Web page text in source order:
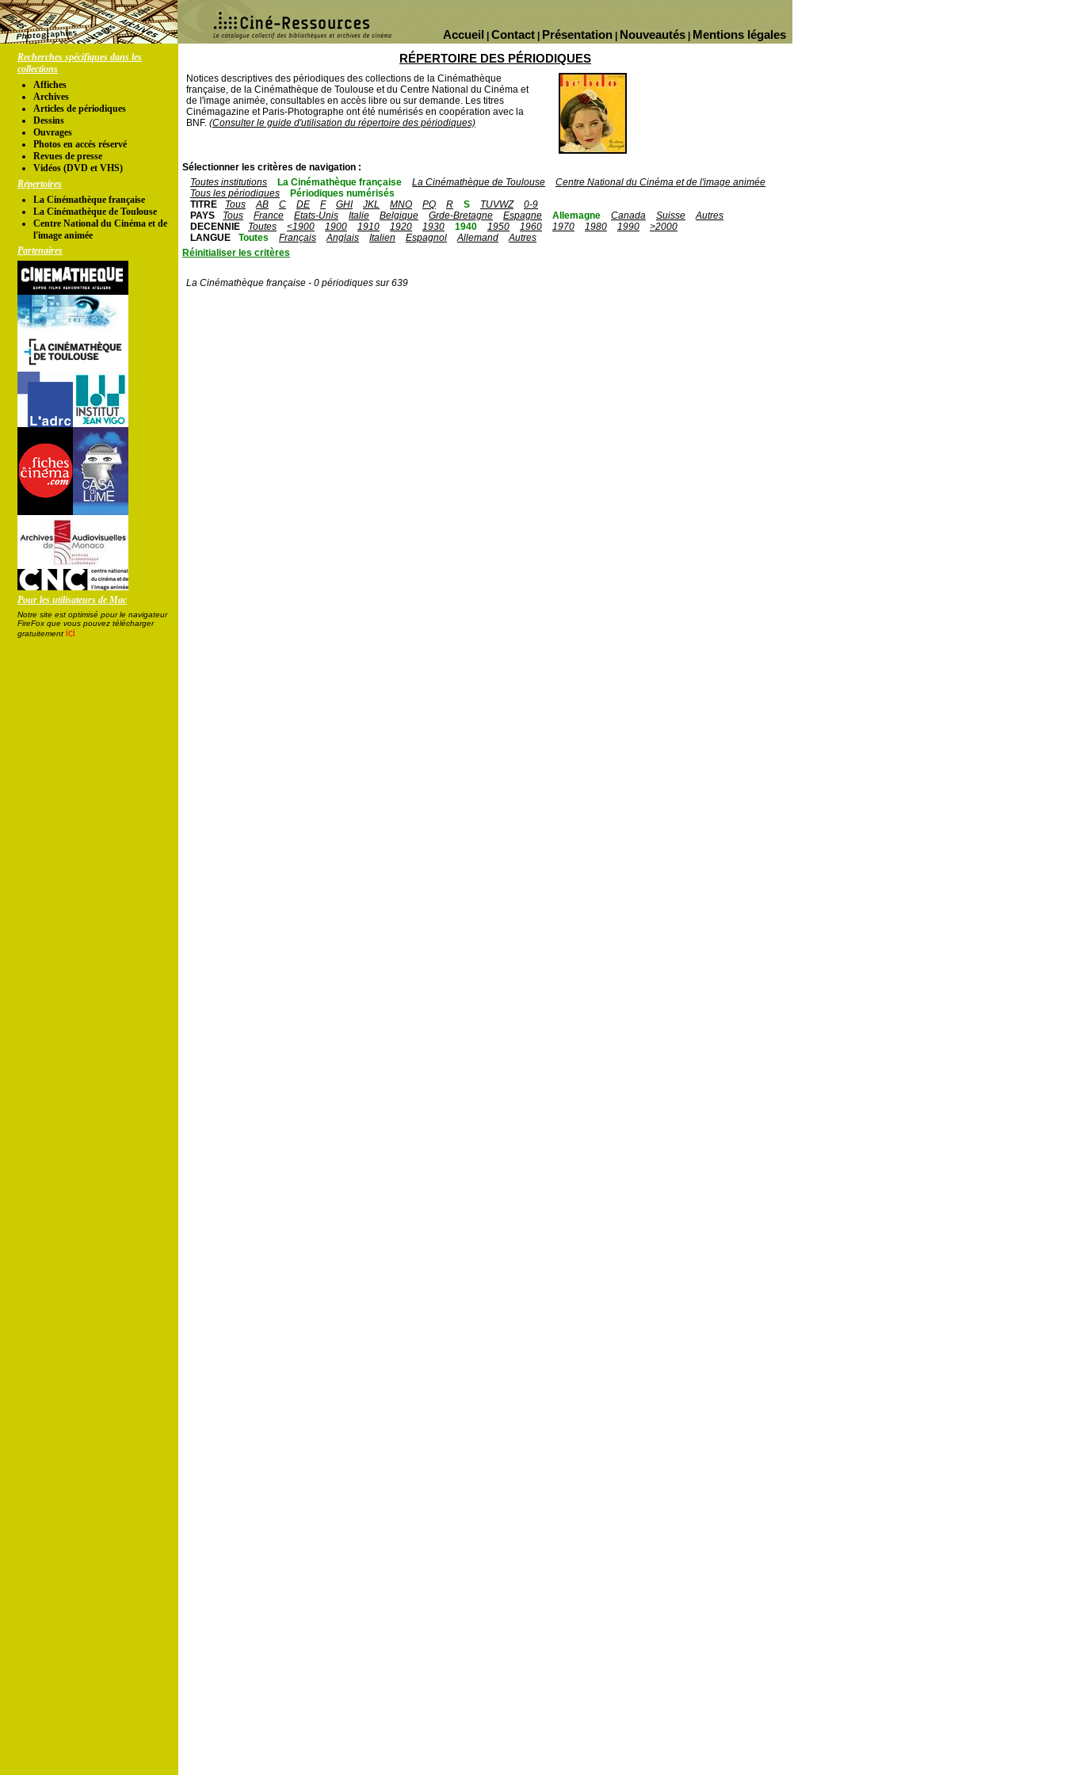
Mentions légales
Nouveautés
Présentation
Contact
Accueil
Recherches spécifiques dans les
collections
Affiches
Archives
Articles de périodiques
Dessins
Ouvrages
Photos en accés réservé
Revues de presse
Vidéos (DVD et VHS)
Répertoires
La Cinémathèque française
La Cinémathèque de Toulouse
Centre National du Cinéma et de
l'image animée
Partenaires
Pour les utilisateurs de Mac
Notre site est optimisé pour le navigateur
FireFox que vous pouvez télécharger
gratuitement ici
RÉPERTOIRE DES PÉRIODIQUES
Notices descriptives des périodiques des collections de la Cinémathèque
française, de la Cinémathèque de Toulouse et du Centre National du Cinéma et
de l'image animée, consultables en accès libre ou sur demande. Les titres
Cinémagazine et Paris-Photographe ont été numérisés en coopération avec la
BNF. (Consulter le guide d'utilisation du répertoire des périodiques)
Sélectionner les critères de navigation :
Toutes institutions
La Cinémathèque française La Cinémathèque de Toulouse
Centre National du Cinéma et de l'image animée
Tous les périodiques
Périodiques numérisés
TITRE
Tous AB C DE F GHI JKL MNO PQ R S TUVWZ
0-9
PAYS
Tous France Etats-Unis Italie Belgique Grde-Bretagne Espagne Allemagne Canada Suisse
Autres
DECENNIE
Toutes <1900 1900 1910 1920 1930 1940 1950 1960 1970 1980 1990
>2000
LANGUE
Toutes Français Anglais Italien Espagnol Allemand
Autres
Réinitialiser les critères
La Cinémathèque française - 0 périodiques sur 639